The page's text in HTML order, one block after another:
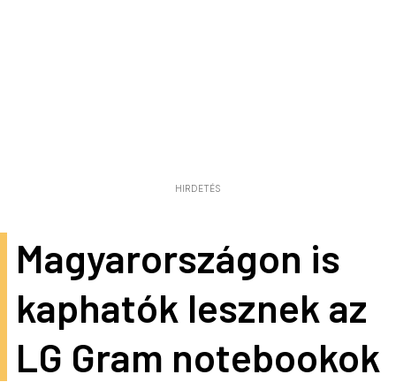
HIRDETÉS
Magyarországon is
kaphatók lesznek az
LG Gram notebookok